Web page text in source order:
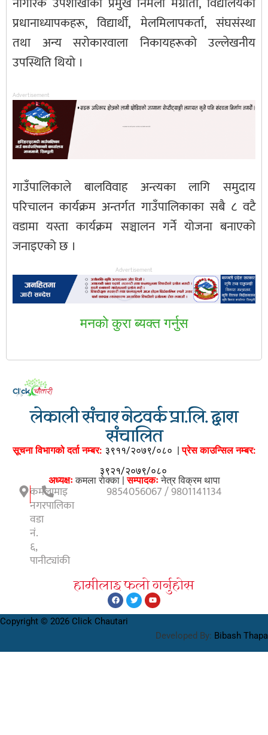
प्रधानाध्यापकहरू, विद्यार्थी, मेलमिलापकर्ता, संघसंस्था
तथा अन्य सरोकारवाला निकायहरूको उल्लेखनीय
उपस्थिति थियो ।
Advertisement
गाउँपालिकाले बालविवाह अन्त्यका लागि समुदाय
परिचालन कार्यक्रम अन्तर्गत गाउँपालिकाका सबै ८ वटै
वडामा यस्ता कार्यक्रम सञ्चालन गर्ने योजना बनाएको
जनाइएको छ ।
Advertisement
मनकाे कुरा ब्यक्त गर्नुस
लेकाली संचार नेटवर्क प्रा.लि. द्वारा
संचालित
सूचना विभागको दर्ता नम्बर: ३९११/२०७९/०८० |प्रेस काउन्सिल नम्बर:
३९२१/२०७९/०८०
अध्यक्षःकमला राेक्का |सम्पादकःनेत्र विक्रम थापा
कमलामाइ
नगरपालिका
वडा
नं.
६,
पानीट्यांकी
9854056067 / 9801141134
हामीलाइ फलाे गर्नुहाेस
Copyright © 2026 Click Chautari
Developed By: Bibash Thapa